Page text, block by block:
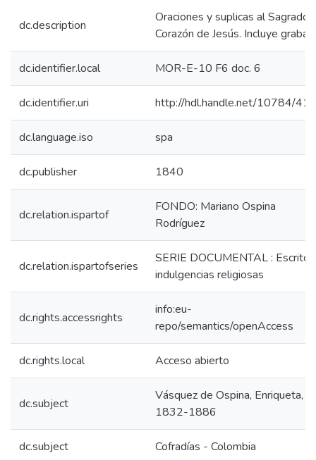
dc.description
Oraciones y suplicas al Sagrado
Corazón de Jesús. Incluye
dc.identifier.local MOR-E-10 F6 doc. 6
dc.identifier.uri http://hdl.handle.net/10784/
dc.language.iso spa
dc.publisher 1840
dc.relation.ispartof
FONDO: Mariano Ospina
Rodríguez
dc.relation.ispartofseries
SERIE DOCUMENTAL : Escritos
indulgencias religiosas
dc.rights.accessrights
info:eu-
repo/semantics/openAccess
dc.rights.local Acceso abierto
dc.subject
Vásquez de Ospina, Enriqueta,
1832-1886
dc.subject Cofradías - Colombia